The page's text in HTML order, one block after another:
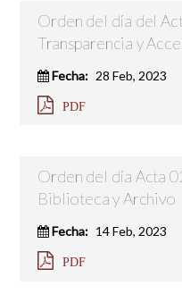
Orden del día del
Transparencia y
Fecha: 28 Feb, 2023
PDF
Orden del día Acta
Biblioteca y Archivo
Fecha: 14 Feb, 2023
PDF